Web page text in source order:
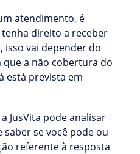
atendimento, é
direito a receber
isso vai depender do
que a não cobertura do
está prevista em
JusVita pode analisar
se você pode ou
referente à resposta